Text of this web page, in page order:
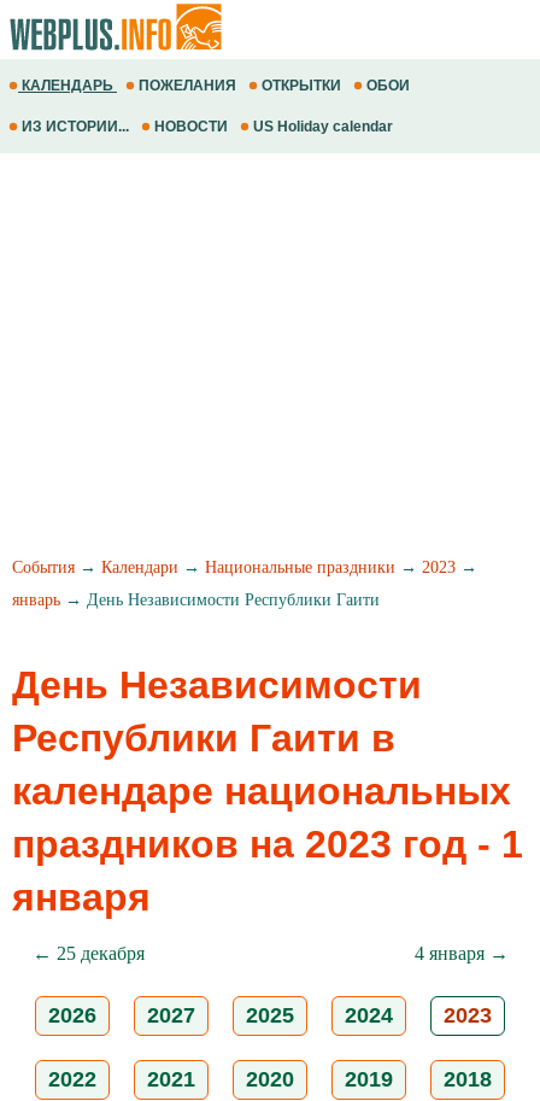
КАЛЕНДАРЬ ПОЖЕЛАНИЯ ОТКРЫТКИ ОБОИ
ИЗ ИСТОРИИ... НОВОСТИ US Holiday calendar
События → Календари → Национальные праздники → 2023 →
январь → День Независимости Республики Гаити
День Независимости
Республики Гаити в
календаре национальных
праздников на 2023 год - 1
января
← 25 декабря 4 января →
2026 2027 2025 2024 2023
2022 2021 2020 2019 2018